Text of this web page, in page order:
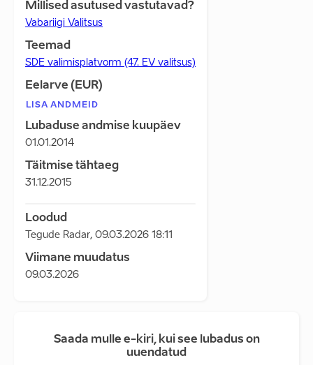
Millised asutused vastutavad?
Vabariigi Valitsus
Teemad
SDE valimisplatvorm (47. EV valitsus)
Eelarve (EUR)
LISA ANDMEID
Lubaduse andmise kuupäev
01.01.2014
Täitmise tähtaeg
31.12.2015
Loodud
Tegude Radar, 09.03.2026 18:11
Viimane muudatus
09.03.2026
Saada mulle e-kiri, kui see lubadus on
uuendatud